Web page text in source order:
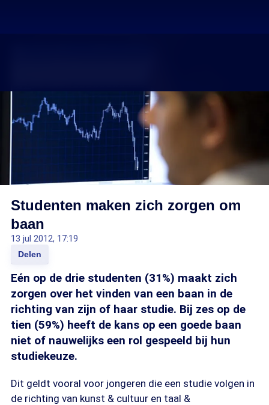
Studenten maken zich zorgen om
baan
13 jul 2012, 17:19
Delen
Eén op de drie studenten (31%) maakt zich
zorgen over het vinden van een baan in de
richting van zijn of haar studie. Bij zes op de
tien (59%) heeft de kans op een goede baan
niet of nauwelijks een rol gespeeld bij hun
studiekeuze.
Dit geldt vooral voor jongeren die een studie volgen in
de richting van kunst & cultuur en taal &